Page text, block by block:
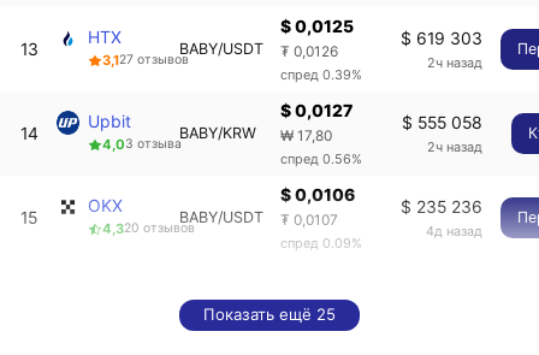
13
HTX
3,127 отзывов
BABY/USDT
$ 0,0125
₮ 0,0126
спред 0.39%
$ 619 303
2ч назад
14
Upbit
4,03 отзыва
BABY/KRW
$ 0,0127
₩ 17,80
спред 0.56%
$ 555 058
2ч назад
15
OKX
4,320 отзывов
BABY/USDT
$ 0,0106
₮ 0,0107
спред 0.09%
$ 235 236
4д назад
Показать ещё 25